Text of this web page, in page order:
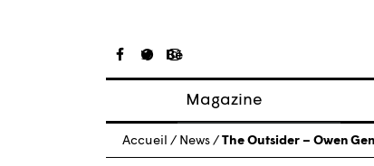
Magazine
Articles
À propos
Accueil / News / The Outsider – Owen